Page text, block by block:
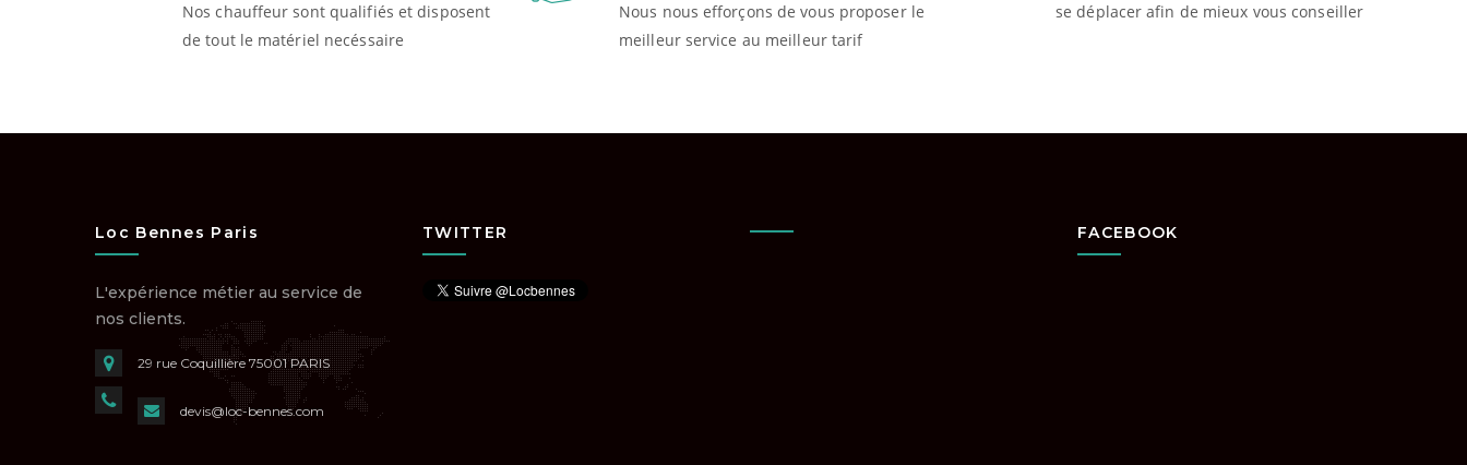
Nos chauffeur sont qualifiés et disposent
de tout le matériel necéssaire
Nous nous efforçons de vous proposer le
meilleur service au meilleur tarif
se déplacer afin de mieux vous conseiller
Loc Bennes Paris
L'expérience métier au service de
nos clients.
29 rue Coquillière 75001 PARIS
devis@loc-bennes.com
TWITTER FACEBOOK